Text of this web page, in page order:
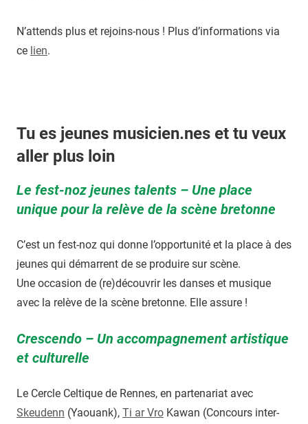
N’attends plus et rejoins-nous ! Plus d’informations via
ce lien.
Tu es jeunes musicien.nes et tu veux
aller plus loin
Le fest-noz jeunes talents – Une place
unique pour la relève de la scène bretonne
C’est un fest-noz qui donne l’opportunité et la place à des
jeunes qui démarrent de se produire sur scène.
Une occasion de (re)découvrir les danses et musique
avec la relève de la scène bretonne. Elle assure !
Crescendo – Un accompagnement artistique
et culturelle
Le Cercle Celtique de Rennes, en partenariat avec
Skeudenn (Yaouank), Ti ar Vro Kawan (Concours inter-